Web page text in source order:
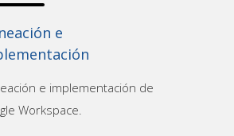
e
e implementación de
Workspace.